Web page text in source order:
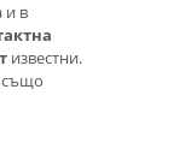
и в
известни.
също